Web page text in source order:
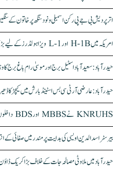
اتر پردیش بی جے پی رکن اسمبلی ونود سنگھ پر خاتون کے
امریکہ میں H-1B اور L-1 ویزا ہولڈرز کے لیے بڑی راحت، اب ملک چھوڑے بغیر ویزا تجدید ممکن
حیدرآباد: سعیدآباد اسٹیل برج اور موسیٰ رام باغ برج کا
حیدرآباد: عارضی آر ٹی سی بس اسٹینڈ بارش میں کیچڑ کا
KNRUHS نے MBBS اور BDS داخلوں کا نوٹیفکیشن جاری کر دیا
بیرسٹر اسدالدین اویسی کی ہدایت پر مندر میں صفائی کے
حیدرآباد میں ملاوٹی مصالحہ جات کے خلاف بڑا کریک ڈاؤن، 25 ٹن سے زائد مصالحے ضبط، 3